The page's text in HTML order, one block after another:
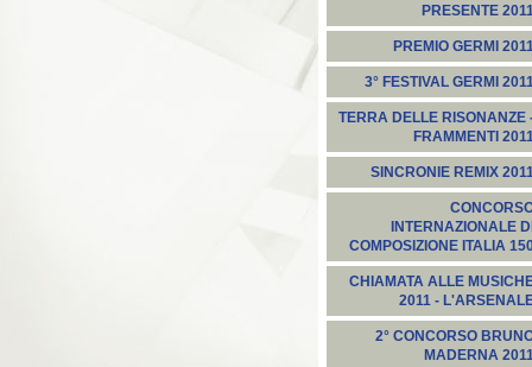
PRESENTE 2011
PREMIO GERMI 2011
3° FESTIVAL GERMI 2011
TERRA DELLE RISONANZE
FRAMMENTI 2011
SINCRONIE REMIX 2011
INTERNAZIONALE DI
COMPOSIZIONE ITALIA
CHIAMATA ALLE
2011 -
2° CONCORSO
MADERNA 2011